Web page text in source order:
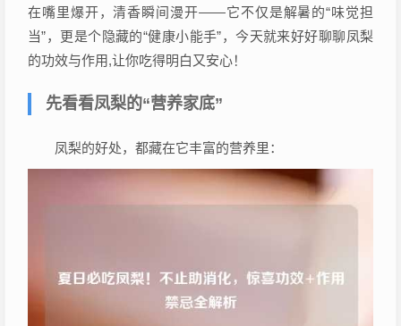
在嘴里爆开，清香瞬间漫开——它不仅是解暑的“味觉担
当”，更是个隐藏的“健康小能手”，今天就来好好聊聊凤梨
的功效与作用,让你吃得明白又安心！
先看看凤梨的“营养家底”
凤梨的好处，都藏在它丰富的营养里：